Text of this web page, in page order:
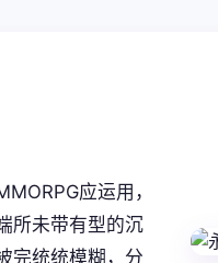
应运用，
所未带有型的沉
完统统模糊，分